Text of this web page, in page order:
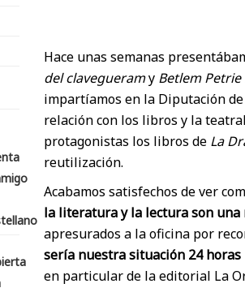
Hace unas semanas
del clavegueramy Betlem
impartíamos en la Diputación
relación con los libros y la
protagonistas los libros de La
reutilización.
Acabamos satisfechos de ver
la literatura y la lectura son una
apresurados a la oficina por
sería nuestra situación 24 horas
en particular de la editorial La